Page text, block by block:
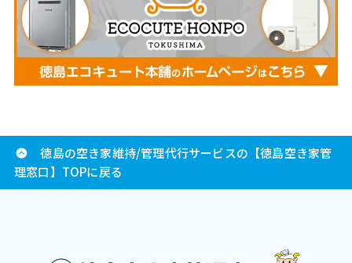
徳島の空き家維持/管理代行サービスの【徳島空き家管
理窓口】TOPに戻る